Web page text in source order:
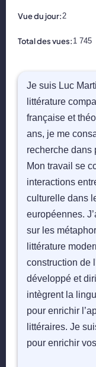
Vue du jour:2
Total des vues: 1 745
Je suis Luc
littérature
française et
ans, je me
recherche dans
Mon travail se
interactions
culturelle dans
européennes.
sur les
littérature
construction de
développé et
intègrent la
pour enrichir
littéraires. Je
pour enrichir